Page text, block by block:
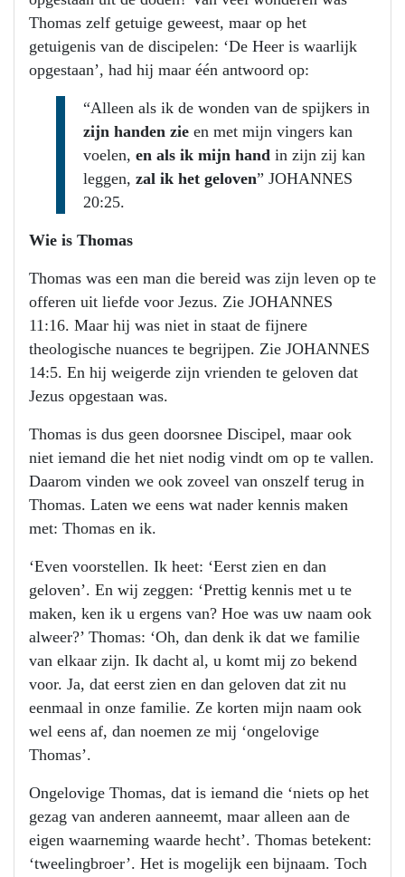
Thomas zelf getuige geweest, maar op het
getuigenis van de discipelen: ‘De Heer is waarlijk
opgestaan’, had hij maar één antwoord op:
“Alleen als ik de wonden van de spijkers in
zijn handen zie en met mijn vingers kan
voelen, en als ik mijn hand in zijn zij kan
leggen, zal ik het geloven” JOHANNES
20:25.
Wie is Thomas
Thomas was een man die bereid was zijn leven op te
offeren uit liefde voor Jezus. Zie JOHANNES
11:16. Maar hij was niet in staat de fijnere
theologische nuances te begrijpen. Zie JOHANNES
14:5. En hij weigerde zijn vrienden te geloven dat
Jezus opgestaan was.
Thomas is dus geen doorsnee Discipel, maar ook
niet iemand die het niet nodig vindt om op te vallen.
Daarom vinden we ook zoveel van onszelf terug in
Thomas. Laten we eens wat nader kennis maken
met: Thomas en ik.
‘Even voorstellen. Ik heet: ‘Eerst zien en dan
geloven’. En wij zeggen: ‘Prettig kennis met u te
maken, ken ik u ergens van? Hoe was uw naam ook
alweer?’ Thomas: ‘Oh, dan denk ik dat we familie
van elkaar zijn. Ik dacht al, u komt mij zo bekend
voor. Ja, dat eerst zien en dan geloven dat zit nu
eenmaal in onze familie. Ze korten mijn naam ook
wel eens af, dan noemen ze mij ‘ongelovige
Thomas’.
Ongelovige Thomas, dat is iemand die ‘niets op het
gezag van anderen aanneemt, maar alleen aan de
eigen waarneming waarde hecht’. Thomas betekent:
‘tweelingbroer’. Het is mogelijk een bijnaam. Toch